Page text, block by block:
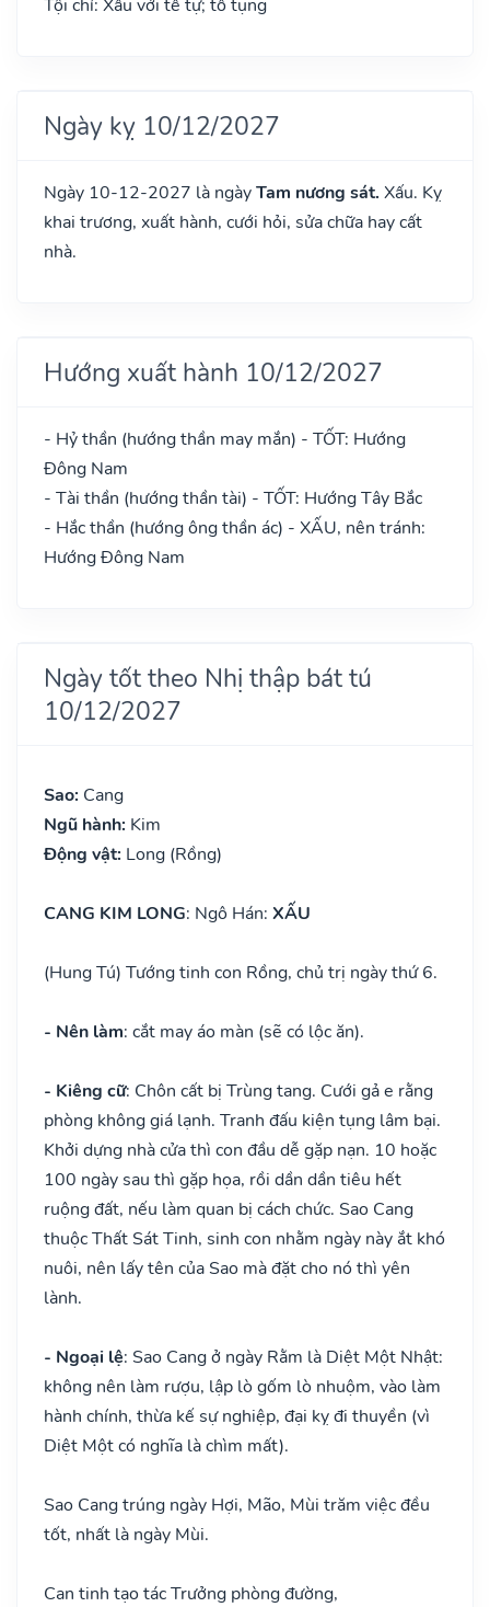
Tội chỉ: Xấu với tế tự; tố tụng
Ngày kỵ 10/12/2027
Ngày 10-12-2027 là ngàyTam nương sát. Xấu. Kỵ
khai trương, xuất hành, cưới hỏi, sửa chữa hay cất
nhà.
Hướng xuất hành 10/12/2027
- Hỷ thần (hướng thần may mắn) - TỐT: Hướng
Đông Nam
- Tài thần (hướng thần tài) - TỐT: Hướng Tây Bắc
- Hắc thần (hướng ông thần ác) - XẤU, nên tránh:
Hướng Đông Nam
Ngày tốt theo Nhị thập bát tú
10/12/2027
Sao: Cang
Ngũ hành: Kim
Động vật: Long (Rồng)
CANG KIM LONG: Ngô Hán: XẤU
(Hung Tú) Tướng tinh con Rồng, chủ trị ngày thứ 6.
- Nên làm: cắt may áo màn (sẽ có lộc ăn).
- Kiêng cữ: Chôn cất bị Trùng tang. Cưới gả e rằng
phòng không giá lạnh. Tranh đấu kiện tụng lâm bại.
Khởi dựng nhà cửa thì con đầu dễ gặp nạn. 10 hoặc
100 ngày sau thì gặp họa, rồi dần dần tiêu hết
ruộng đất, nếu làm quan bị cách chức. Sao Cang
thuộc Thất Sát Tinh, sinh con nhằm ngày này ắt khó
nuôi, nên lấy tên của Sao mà đặt cho nó thì yên
lành.
- Ngoại lệ: Sao Cang ở ngày Rằm là Diệt Một Nhật:
không nên làm rượu, lập lò gốm lò nhuộm, vào làm
hành chính, thừa kế sự nghiệp, đại kỵ đi thuyền (vì
Diệt Một có nghĩa là chìm mất).
Sao Cang trúng ngày Hợi, Mão, Mùi trăm việc đều
tốt, nhất là ngày Mùi.
Can tinh tạo tác Trưởng phòng đường,